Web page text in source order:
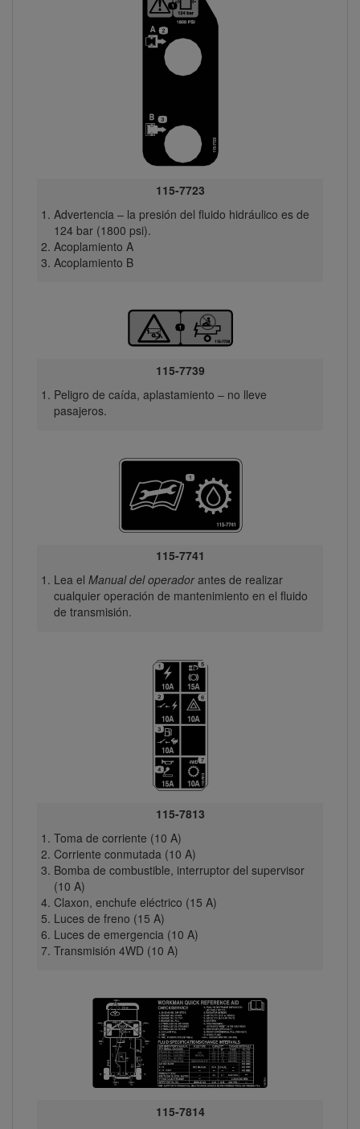
115-7723
Advertencia – la presión del fluido hidráulico es de
124 bar (1800 psi).
Acoplamiento A
Acoplamiento B
115-7739
Peligro de caída, aplastamiento – no lleve
pasajeros.
115-7741
Lea el Manual del operadorantes de realizar
cualquier operación de mantenimiento en el fluido
de transmisión.
115-7813
Toma de corriente (10 A)
Corriente conmutada (10 A)
Bomba de combustible, interruptor del supervisor
(10 A)
Claxon, enchufe eléctrico (15 A)
Luces de freno (15 A)
Luces de emergencia (10 A)
Transmisión 4WD (10 A)
115-7814